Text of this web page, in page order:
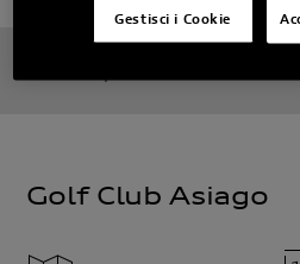
Frav S.r.l.
Gestisci i Cookie